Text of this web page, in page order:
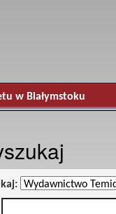
w Białymstoku